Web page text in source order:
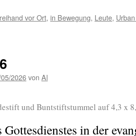
vor Ort, in Bewegung, Leute,
2026von Al
und Buntstiftstummel auf 4,3 x
Gottesdienstes in der